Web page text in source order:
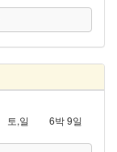
토,일 6박 9일